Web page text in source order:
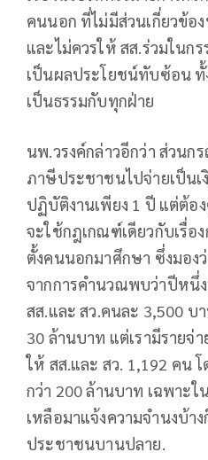
คนนอก ที่ไม่มีส่วนเกี่ยวข้อ
และไม่ควรให้ สส.ร่วมในก
เป็นผลประโยชน์ทับซ้อน
เป็นธรรมกับทุกฝ่าย
นพ.วรงค์กล่าวอีกว่า ส่วนก
ภาษีประชาชนไปจ่ายเป็น
ปฏิบัติงานเพียง 1 ปี แต่ต้อ
จะใช้กฎเกณฑ์เดียวกับเรื่อ
ตั้งคนนอกมาศึกษา ซึ่งมอง
จากการคำนวณพบว่าปีหนึ่ง
สส.และ สว.คนละ 3,500 บ
30 ล้านบาท แต่เรามีรายจ่
ให้ สส.และ สว. 1,192 คน
กว่า 200 ล้านบาท เฉพาะใ
เหลือมาแจ้งความจำนงบ้า
ประชาชนบานปลาย.